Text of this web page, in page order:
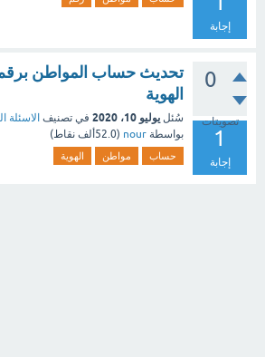
إجابة
0
تصويتات
1
إجابة
تحديث حساب المواطن
الهوية
سُئل يوليو 10، 2020 في تصنيف الاسئلة
بواسطة nour
(52.0ألف نقاط)
حساب مواطن الهوية